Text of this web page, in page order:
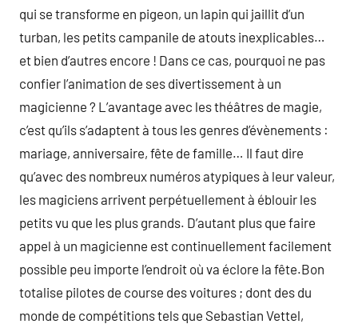
qui se transforme en pigeon, un lapin qui jaillit d’un
turban, les petits campanile de atouts inexplicables…
et bien d’autres encore ! Dans ce cas, pourquoi ne pas
confier l’animation de ses divertissement à un
magicienne ? L’avantage avec les théâtres de magie,
c’est qu’ils s’adaptent à tous les genres d’évènements :
mariage, anniversaire, fête de famille… Il faut dire
qu’avec des nombreux numéros atypiques à leur valeur,
les magiciens arrivent perpétuellement à éblouir les
petits vu que les plus grands. D’autant plus que faire
appel à un magicienne est continuellement facilement
possible peu importe l’endroit où va éclore la fête.Bon
totalise pilotes de course des voitures ; dont des du
monde de compétitions tels que Sebastian Vettel,